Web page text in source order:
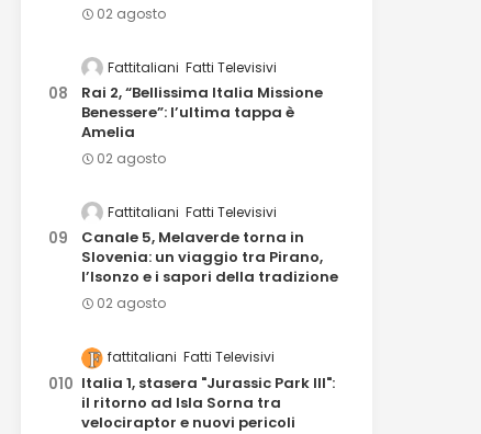
02 agosto
Fattitaliani Fatti Televisivi
Rai 2, “Bellissima Italia Missione
Benessere”: l’ultima tappa è
Amelia
02 agosto
Fattitaliani Fatti Televisivi
Canale 5, Melaverde torna in
Slovenia: un viaggio tra Pirano,
l’Isonzo e i sapori della tradizione
02 agosto
fattitaliani Fatti Televisivi
Italia 1, stasera "Jurassic Park III":
il ritorno ad Isla Sorna tra
velociraptor e nuovi pericoli